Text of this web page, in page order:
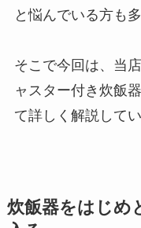
と悩んでいる方も
そこで今回は、当
ャスター付き炊飯
て詳しく解説してい
炊飯器をはじめ